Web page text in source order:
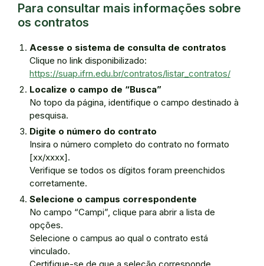
Para consultar mais informações sobre
os contratos
Acesse o sistema de consulta de contratos
Clique no link disponibilizado:
https://suap.ifrn.edu.br/contratos/listar_contratos/
Localize o campo de “Busca”
No topo da página, identifique o campo destinado à
pesquisa.
Digite o número do contrato
Insira o número completo do contrato no formato
[xx/xxxx].
Verifique se todos os dígitos foram preenchidos
corretamente.
Selecione o campus correspondente
No campo “Campi”, clique para abrir a lista de
opções.
Selecione o campus ao qual o contrato está
vinculado.